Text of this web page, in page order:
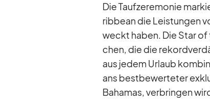
Die Tauf­ze­re­mo­nie
rib­bean die Leis­tun­gen
weckt ha­ben. Die Star
chen, die die
aus je­dem Ur­laub
ans best­be­wer­te­ter
Ba­ha­mas, ver­brin­gen